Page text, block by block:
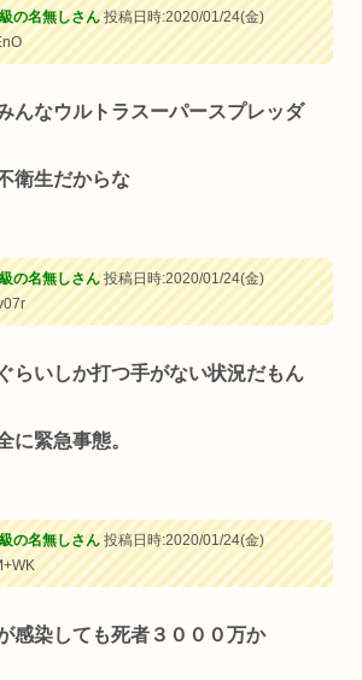
の名無しさん投稿日時:2020/01/24(金)
んなウルトラスーパースプレッダ
衛生だからな
の名無しさん投稿日時:2020/01/24(金)
らいしか打つ手がない状況だもん
に緊急事態。
の名無しさん投稿日時:2020/01/24(金)
感染しても死者３０００万か